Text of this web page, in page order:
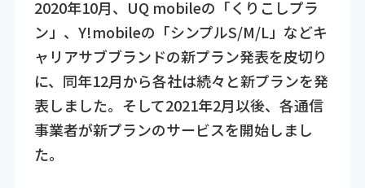
2020年10月、UQ mobileの「くりこしプラ
ン」、Y!mobileの「シンプルS/M/L」などキ
ャリアサブブランドの新プラン発表を皮切り
に、同年12月から各社は続々と新プランを発
表しました。そして2021年2月以後、各通信
事業者が新プランのサービスを開始しまし
た。